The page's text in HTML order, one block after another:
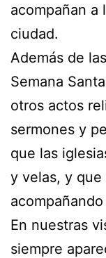
acompañan a
ciudad.
Además de
Semana
otros actos
sermones y
que las
y velas, y que
En nuestras
siempre